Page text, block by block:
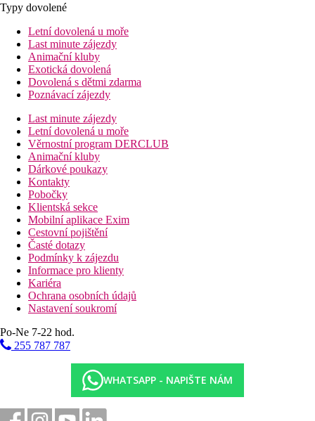
Typy dovolené
Letní dovolená u moře
Last minute zájezdy
Animační kluby
Exotická dovolená
Dovolená s dětmi zdarma
Poznávací zájezdy
Last minute zájezdy
Letní dovolená u moře
Věrnostní program DERCLUB
Animační kluby
Dárkové poukazy
Kontakty
Pobočky
Klientská sekce
Mobilní aplikace Exim
Cestovní pojištění
Časté dotazy
Podmínky k zájezdu
Informace pro klienty
Kariéra
Ochrana osobních údajů
Nastavení soukromí
Po-Ne 7-22 hod.
255 787 787
WHATSAPP - NAPIŠTE NÁM